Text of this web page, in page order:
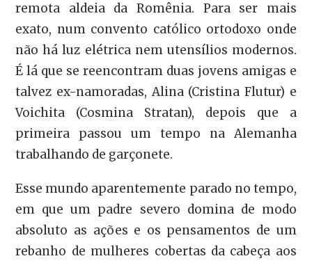
remota aldeia da Romênia. Para ser mais
exato, num convento católico ortodoxo onde
não há luz elétrica nem utensílios modernos.
É lá que se reencontram duas jovens amigas e
talvez ex-namoradas, Alina (Cristina Flutur) e
Voichita (Cosmina Stratan), depois que a
primeira passou um tempo na Alemanha
trabalhando de garçonete.
Esse mundo aparentemente parado no tempo,
em que um padre severo domina de modo
absoluto as ações e os pensamentos de um
rebanho de mulheres cobertas da cabeça aos